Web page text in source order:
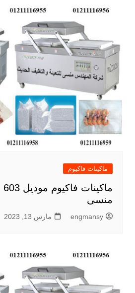
ماكينات فاكيوم
منسى
engmansy مارس 13, 2023